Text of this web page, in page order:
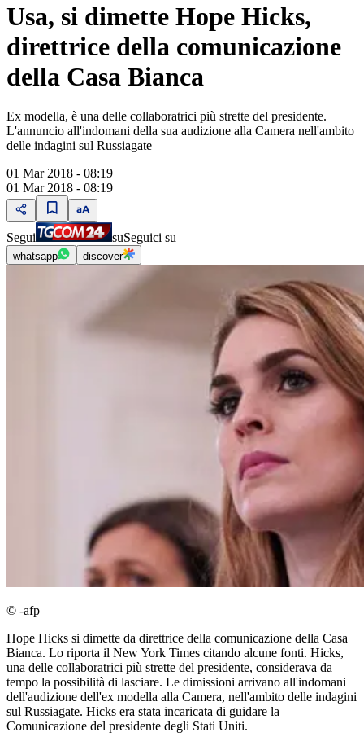
Usa, si dimette Hope Hicks,
direttrice della comunicazione
della Casa Bianca
Ex modella, è una delle collaboratrici più strette del presidente.
L'annuncio all'indomani della sua audizione alla Camera nell'ambito
delle indagini sul Russiagate
01 Mar 2018 - 08:19
01 Mar 2018 - 08:19
Segui suSeguici su
whatsapp discover
© -afp
Hope Hicks si dimette da direttrice della comunicazione della Casa
Bianca. Lo riporta il New York Times citando alcune fonti. Hicks,
una delle collaboratrici più strette del presidente, considerava da
tempo la possibilità di lasciare. Le dimissioni arrivano all'indomani
dell'audizione dell'ex modella alla Camera, nell'ambito delle indagini
sul Russiagate. Hicks era stata incaricata di guidare la
Comunicazione del presidente degli Stati Uniti.